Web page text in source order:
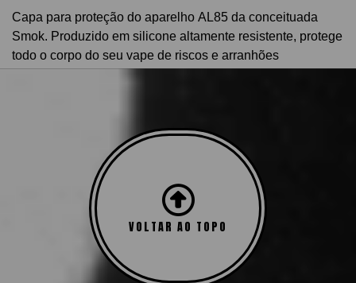
Capa para proteção do aparelho AL85 da conceituada
Smok. Produzido em silicone altamente resistente, protege
todo o corpo do seu vape de riscos e arranhões
VOLTAR AO TOPO